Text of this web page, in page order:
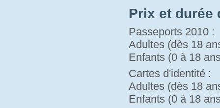
Prix et durée
Passeports 2010 :
Adultes (dès 18
Enfants (0 à 18
Cartes d'identité :
Adultes (dès 18
Enfants (0 à 18